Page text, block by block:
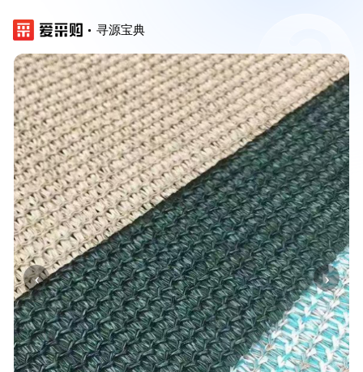
寻源宝典
‹ ›